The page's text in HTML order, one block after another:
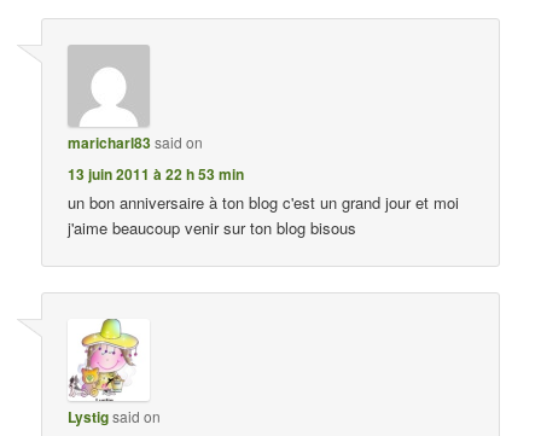
maricharl83said on
13 juin 2011 à 22 h 53 min
un bon anniversaire à ton blog c'est un grand jour et moi
j'aime beaucoup venir sur ton blog bisous
Lystigsaid on